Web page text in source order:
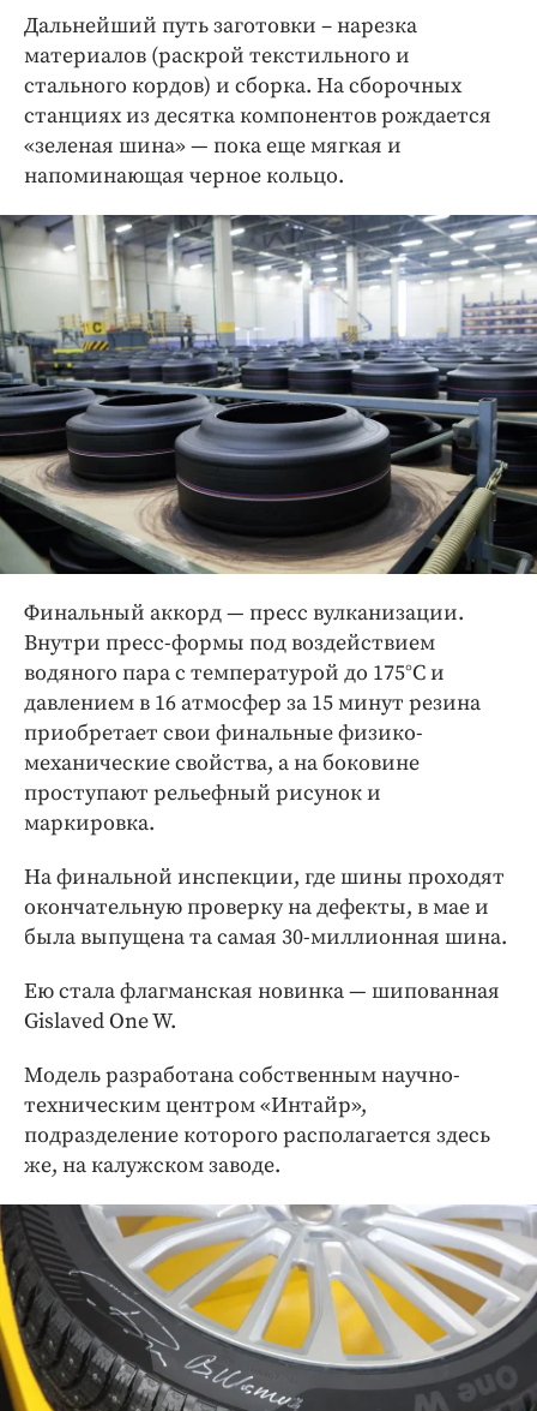
Дальнейший путь заготовки – нарезка
материалов (раскрой текстильного и
стального кордов) и сборка. На сборочных
станциях из десятка компонентов рождается
«зеленая шина» — пока еще мягкая и
напоминающая черное кольцо.
Финальный аккорд — пресс вулканизации.
Внутри пресс-формы под воздействием
водяного пара с температурой до 175°C и
давлением в 16 атмосфер за 15 минут резина
приобретает свои финальные физико-
механические свойства, а на боковине
проступают рельефный рисунок и
маркировка.
На финальной инспекции, где шины проходят
окончательную проверку на дефекты, в мае и
была выпущена та самая 30-миллионная шина.
Ею стала флагманская новинка — шипованная
Gislaved One W.
Модель разработана собственным научно-
техническим центром «Интайр»,
подразделение которого располагается здесь
же, на калужском заводе.